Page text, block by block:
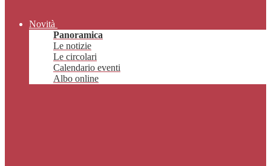
Novità
Panoramica
Le notizie
Le circolari
Calendario eventi
Albo online